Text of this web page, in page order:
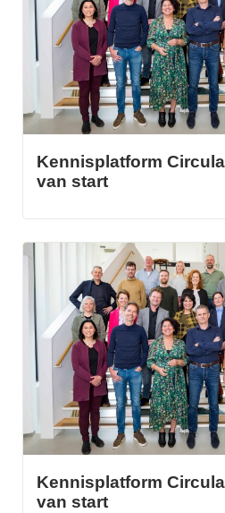
Kennisplatform
van start
Kennisplatform
van start